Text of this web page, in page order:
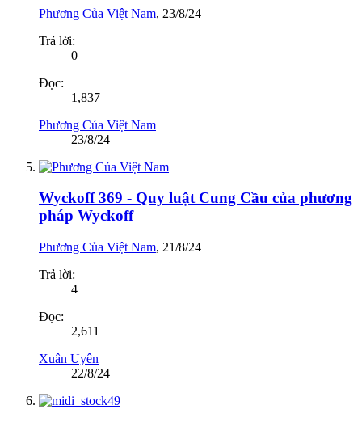
Phương Của Việt Nam, 23/8/24
Trả lời:
0
Đọc:
1,837
Phương Của Việt Nam
23/8/24
Wyckoff 369 - Quy luật Cung Cầu của phương
pháp Wyckoff
Phương Của Việt Nam, 21/8/24
Trả lời:
4
Đọc:
2,611
Xuân Uyên
22/8/24